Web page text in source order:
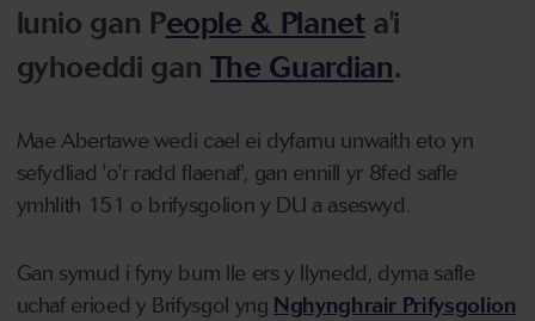
lunio gan People & Planeta'i
gyhoeddi gan The Guardian.
Mae Abertawe wedi cael ei dyfarnu unwaith eto yn
sefydliad 'o'r radd flaenaf', gan ennill yr 8fed safle
ymhlith 151 o brifysgolion y DU a aseswyd.
Gan symud i fyny bum lle ers y llynedd, dyma safle
uchaf erioed y Brifysgol yng Nghynghrair Prifysgolion